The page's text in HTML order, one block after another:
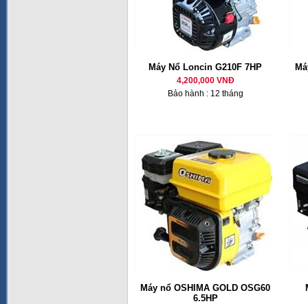
Máy Nổ Loncin G210F 7HP
4,200,000 VNĐ
Bảo hành : 12 tháng
Máy nổ OSHIMA GOLD OSG60
6.5HP